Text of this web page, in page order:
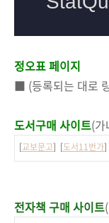
정오표 페이지
■ (등록되는 대로
도서구매 사이트(가
[교보문고] [도서11번가
전자책 구매 사이트